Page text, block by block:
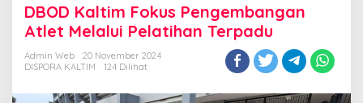
Fokus
Pengembangan
Atlet
Melalui
Pelatihan
DBOD Kaltim Fokus Pengembangan
Atlet Melalui Pelatihan Terpadu
Admin Web
20 November 2024
DISPORA KALTIM
124 Dilihat